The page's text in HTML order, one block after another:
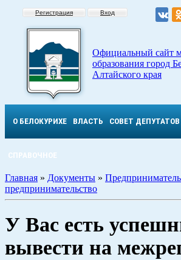
Регистрация Вход
Официальный сайт
образования город
Алтайского края
О БЕЛОКУРИХЕ ВЛАСТЬ СОВЕТ ДЕПУТАТОВ
СПРАВОЧНОЕ
Главная » Документы »
предпринимательство
У Вас есть
вывести на